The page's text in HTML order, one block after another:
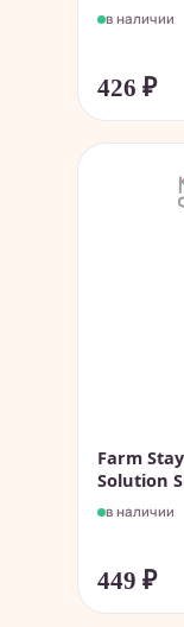
в наличии
426 ₽
Farm
Solution
в наличии
449 ₽